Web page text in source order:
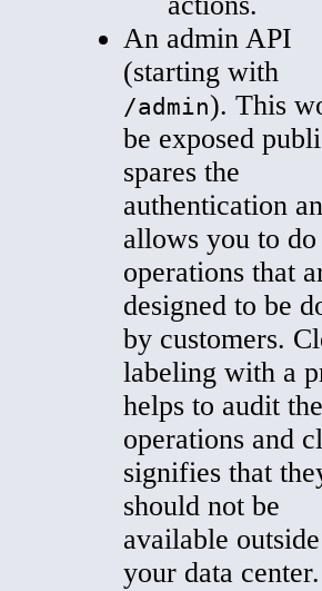
An admin API
(starting with
/admin). This
be exposed
spares the
authentication
allows you to do
operations that
designed to be
by customers.
labeling with a
helps to audit the
operations and
signifies that
should not be
available
your data center.